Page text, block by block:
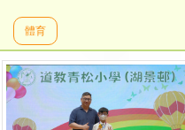
體育